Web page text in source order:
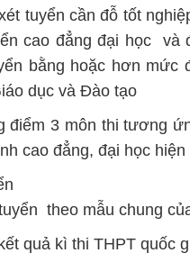
tuyển cần đỗ tốt
cao đẳng đại học và
bằng hoặc hơn
dục và Đào tạo
điểm 3 môn thi tương
cao đẳng, đại học hiện
theo mẫu chung
quả kì thi THPT quốc